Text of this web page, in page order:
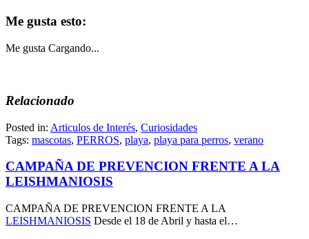
Me gusta esto:
Me gusta Cargando...
Relacionado
Posted in: Articulos de Interés, Curiosidades
Tags: mascotas, PERROS, playa, playa para perros, verano
CAMPAÑA DE PREVENCION FRENTE A LA
LEISHMANIOSIS
CAMPAÑA DE PREVENCION FRENTE A LA
LEISHMANIOSIS Desde el 18 de Abril y hasta el…